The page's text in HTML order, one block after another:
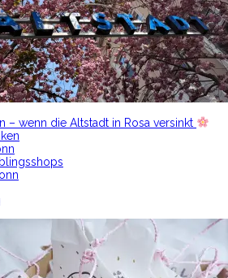
– wenn die Altstadt in Rosa versinkt